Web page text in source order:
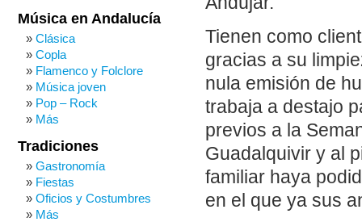
Tienen como
gracias a su
nula emisión de
trabaja a destajo
previos a la
Guadalquivir y al
familiar haya
en el que ya sus
Música en Andalucía
Clásica
Copla
Flamenco y Folclore
Música joven
Pop – Rock
Más
Tradiciones
Gastronomía
Fiestas
Oficios y Costumbres
Más